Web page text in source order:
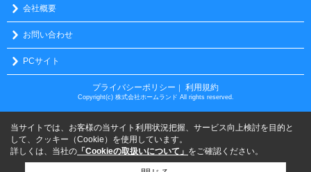
会社概要
お問い合わせ
PCサイト
プライバシーポリシー 利用規約
Copyright(c) 株式会社ホームランド All rights reserved.
当サイトでは、お客様の当サイト利用状況把握、サービス向上検討を目的と
して、クッキー（Cookie）を使用しています。
詳しくは、当社の 「Cookieの取扱いについて」 をご確認ください。